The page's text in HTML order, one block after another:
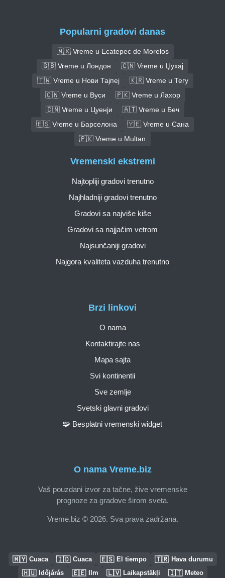
Popularni gradovi danas
🇲🇽 Vreme u Ecatepec de Morelos
🇬🇧 Vreme u Лондон
🇨🇳 Vreme u Џухај
🇹🇼 Vreme u Нови Тајпеј
🇰🇷 Vreme u Тегу
🇨🇳 Vreme u Вуси
🇵🇰 Vreme u Лахор
🇨🇳 Vreme u Цуенји
🇦🇹 Vreme u Беч
🇪🇸 Vreme u Барселона
🇾🇪 Vreme u Сана
🇵🇰 Vreme u Multan
O nama Vreme.biz
Vaš pouzdani izvor za tačne, žive vremenske
prognoze za gradove širom sveta.
Vreme.biz © 2026. Sva prava zadržana.
Brzi linkovi
O nama
Kontaktirajte nas
Mapa sajta
Svi kontinentii
Sve zemlje
Svetski glavni gradovi
🧩 Besplatni vremenski widget
Vremenski ekstremi
Najtopliji gradovi trenutno
Najhladniji gradovi trenutno
Gradovi sa najviše kiše
Gradovi sa najjačim vetrom
Najsunčaniji gradovi
Najgora kvaliteta vazduha trenutno
🇲🇾 Cuaca 🇮🇩 Cuaca 🇪🇸 El tiempo 🇹🇷 Hava durumu
🇭🇺 Időjárás 🇪🇪 Ilm 🇱🇻 Laikapstākļi 🇮🇹 Meteo